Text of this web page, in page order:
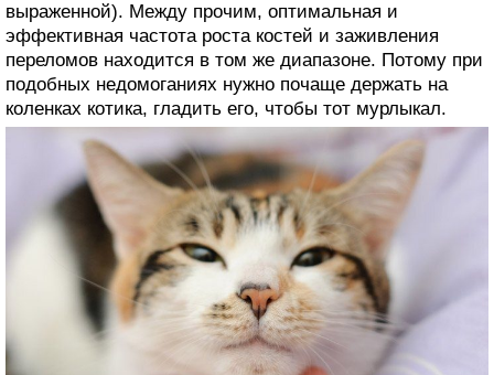
выраженной). Между прочим, оптимальная и
эффективная частота роста костей и заживления
переломов находится в том же диапазоне. Потому при
подобных недомоганиях нужно почаще держать на
коленках котика, гладить его, чтобы тот мурлыкал.